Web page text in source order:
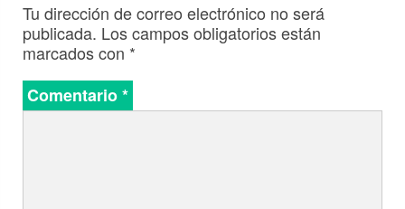
Tu dirección de correo electrónico no será
publicada. Los campos obligatorios están
marcados con *
Comentario*